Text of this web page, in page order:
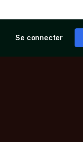
Se connecter